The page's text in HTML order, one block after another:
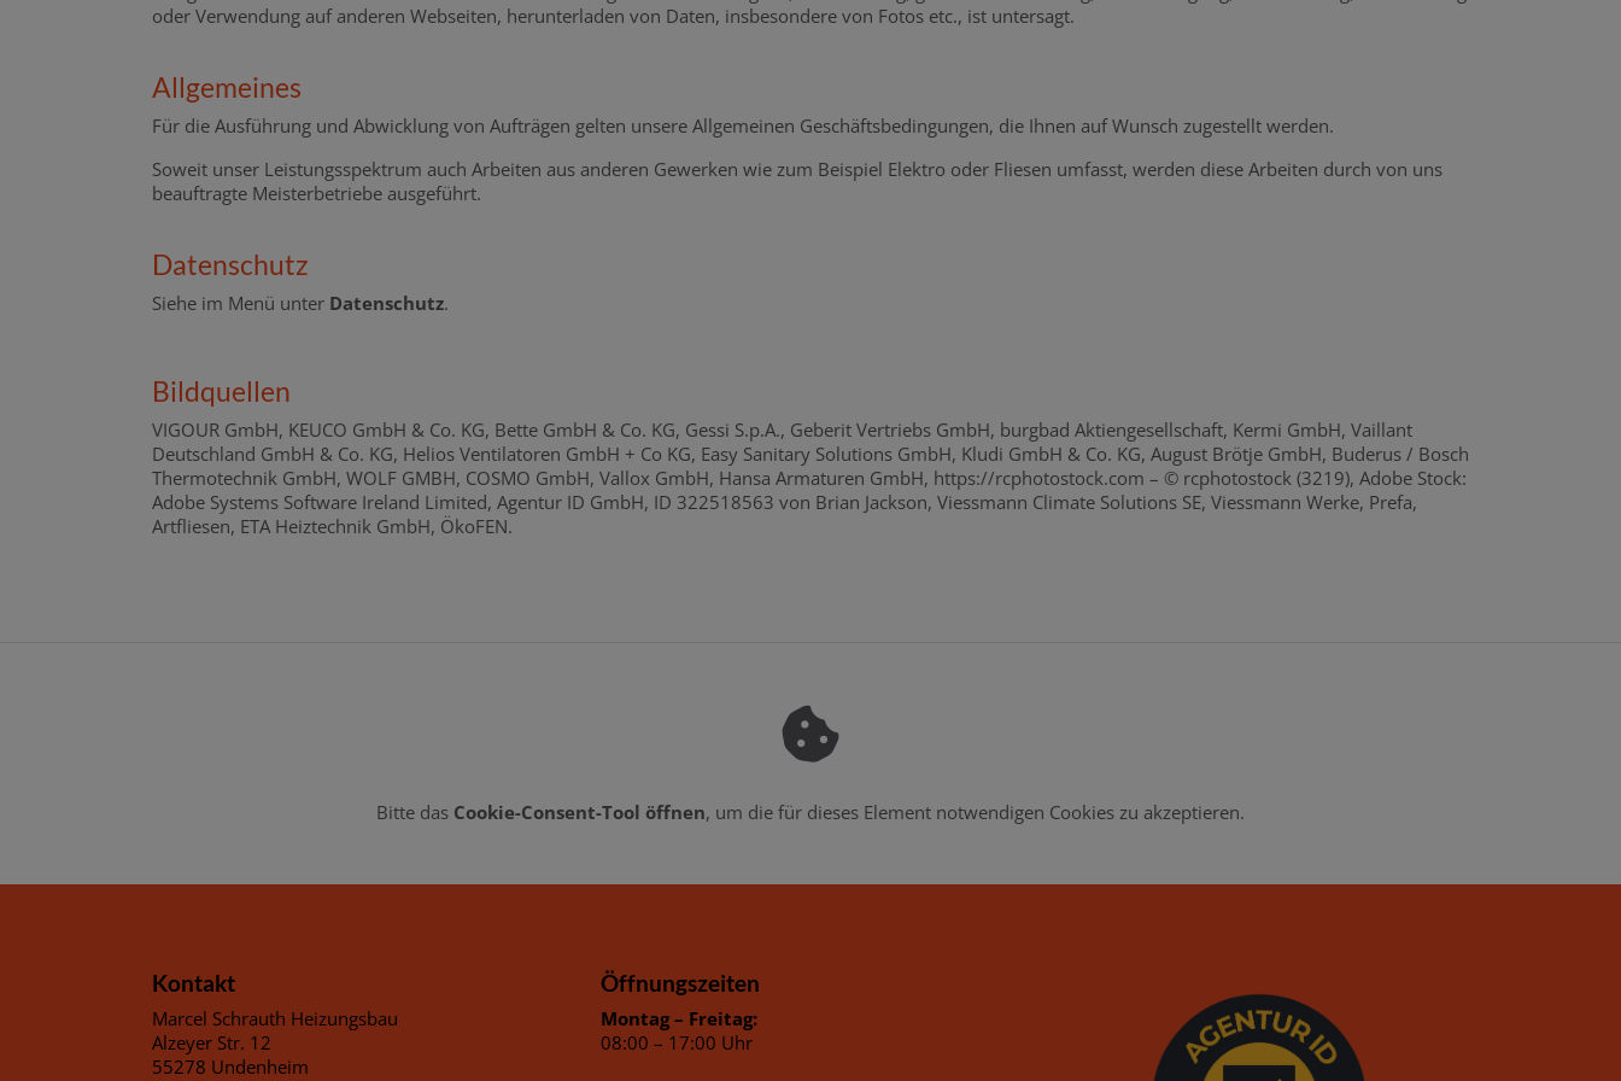
oder Verwendung auf anderen Webseiten, herunterladen von Daten, insbesondere von Fotos etc., ist untersagt.
Allgemeines
Für die Ausführung und Abwicklung von Aufträgen gelten unsere Allgemeinen Geschäftsbedingungen, die Ihnen auf Wunsch zugestellt werden.
Soweit unser Leistungsspektrum auch Arbeiten aus anderen Gewerken wie zum Beispiel Elektro oder Fliesen umfasst, werden diese Arbeiten durch von uns
beauftragte Meisterbetriebe ausgeführt.
Datenschutz
Siehe im Menü unter Datenschutz.
Bildquellen
VIGOUR GmbH, KEUCO GmbH & Co. KG, Bette GmbH & Co. KG, Gessi S.p.A., Geberit Vertriebs GmbH, burgbad Aktiengesellschaft, Kermi GmbH, Vaillant
Deutschland GmbH & Co. KG, Helios Ventilatoren GmbH + Co KG, Easy Sanitary Solutions GmbH, Kludi GmbH & Co. KG, August Brötje GmbH, Buderus / Bosch
Thermotechnik GmbH, WOLF GMBH, COSMO GmbH, Vallox GmbH, Hansa Armaturen GmbH, https://rcphotostock.com – © rcphotostock (3219), Adobe Stock:
Adobe Systems Software Ireland Limited, Agentur ID GmbH, ID 322518563 von Brian Jackson, Viessmann Climate Solutions SE, Viessmann Werke, Prefa,
Artfliesen, ETA Heiztechnik GmbH, ÖkoFEN.
Bitte das Cookie-Consent-Tool öffnen, um die für dieses Element notwendigen Cookies zu akzeptieren.
Kontakt
Marcel Schrauth Heizungsbau
Alzeyer Str. 12
55278 Undenheim
Öffnungszeiten
Montag – Freitag:
08:00 – 17:00 Uhr